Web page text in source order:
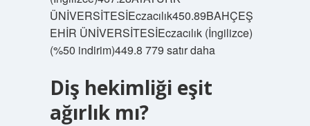
ÜNİVERSİTESİEczacılık450.89BAHÇEŞ
EHİR ÜNİVERSİTESİEczacılık (İngilizce)
(%50 indirim)449.8 779 satır daha
Diş hekimliği eşit
ağırlık mı?